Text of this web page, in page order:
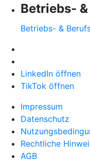
Betriebs-
Betriebs- &
LinkedIn öffnen
TikTok öffnen
Impressum
Datenschutz
Rechtliche
AGB